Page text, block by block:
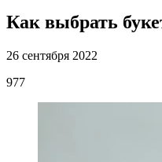
Как выбрать
26 сентября 2022
977